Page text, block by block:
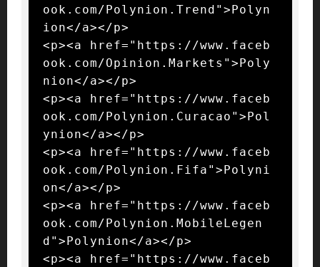
ook.com/Polynion.Trend">Polyn
ion</a></p>
<p><a href="https://www.faceb
ook.com/Opinion.Markets">Poly
nion</a></p>
<p><a href="https://www.faceb
ook.com/Polynion.Curacao">Pol
ynion</a></p>
<p><a href="https://www.faceb
ook.com/Polynion.Fifa">Polyni
on</a></p>
<p><a href="https://www.faceb
ook.com/Polynion.MobileLegen
d">Polynion</a></p>
<p><a href="https://www.faceb